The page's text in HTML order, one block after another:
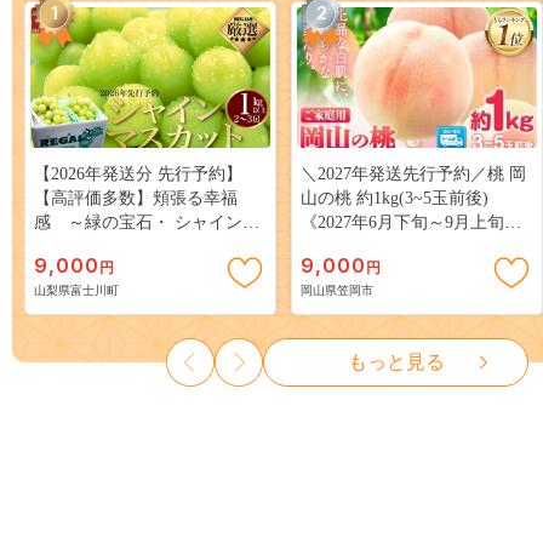
1
【2026年発送分 先行予約】
【高評価多数】頬張る幸福
感 ～緑の宝石・ シャインマ
３房） フルーツ 山梨県産 果
物 くだもの シャイン マスカ
ット ぶどう ブドウ 葡萄 大粒
種なし 先行予約 富士川町
10000円 一万円 9000円 九千円
9,000 円
山梨県富士川町
2
＼2027年発送先行予約／桃 岡
山の桃 約1kg(3~5玉前後)
《2027年6月下旬～9月上旬頃
岡山 はくとう スイーツ フル
ーツ 果物 デザート 旬 モモ も
も 先行予約 送料無料 果物 岡
山県 笠岡市 清水白桃 白鳳 白
麗 クール便---
kasaoka_zsy_419_100---
9,000 円
岡山県笠岡市
もっと見る